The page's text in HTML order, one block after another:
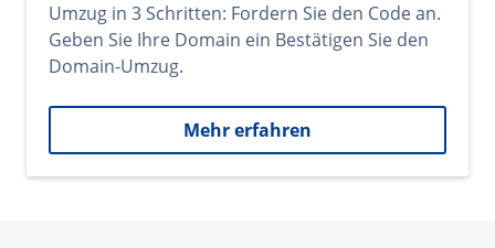
Umzug in 3 Schritten: Fordern Sie den Code an.
Geben Sie Ihre Domain ein Bestätigen Sie den
Domain-Umzug.
Mehr erfahren